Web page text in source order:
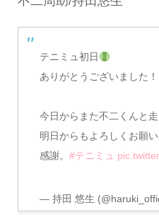
テニミュ初日
ありがとうございました！
今日からまた不二くんと走
明日からもよろしくお願い
感謝。 #テニミュ
— 持田 悠生